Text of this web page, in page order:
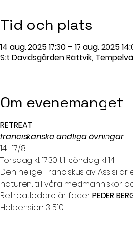
Tid och plats
14 aug. 2025 17:30 – 17 aug. 2025
S:t Davidsgården Rättvik,
Om evenemanget
RETREAT
franciskanska andliga övningar
14–17/8
Torsdag kl. 17.30 till söndag kl. 14
Den helige Franciskus av Assisi
naturen, till våra medmänniskor
Retreatledare är fader PEDER
Helpension 3 510:-